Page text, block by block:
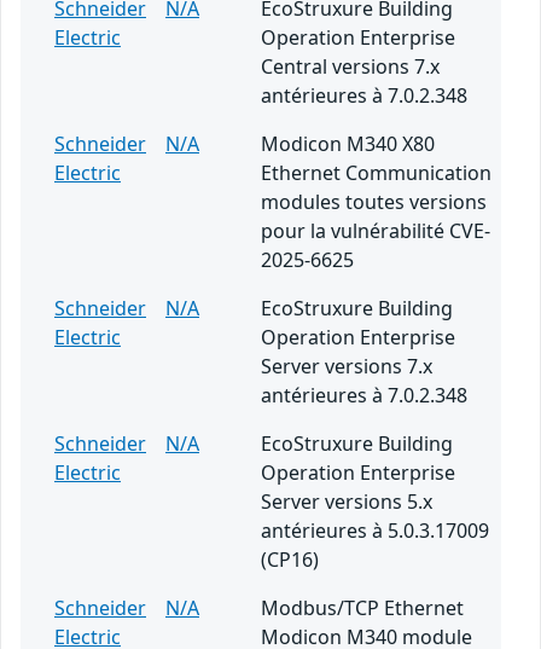
Schneider
Electric
N/A
EcoStruxure Building
Operation Enterprise
Central versions 7.x
antérieures à 7.0.2.348
Schneider
Electric
N/A
Modicon M340 X80
Ethernet Communication
modules toutes versions
pour la vulnérabilité CVE-
2025-6625
Schneider
Electric
N/A
EcoStruxure Building
Operation Enterprise
Server versions 7.x
antérieures à 7.0.2.348
Schneider
Electric
N/A
EcoStruxure Building
Operation Enterprise
Server versions 5.x
antérieures à 5.0.3.17009
(CP16)
Schneider
Electric
N/A
Modbus/TCP Ethernet
Modicon M340 module